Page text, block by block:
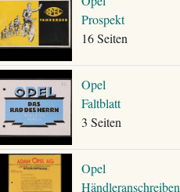
Prospekt
16 Seiten
Opel
Faltblatt
3 Seiten
Opel
Händleranschreiben